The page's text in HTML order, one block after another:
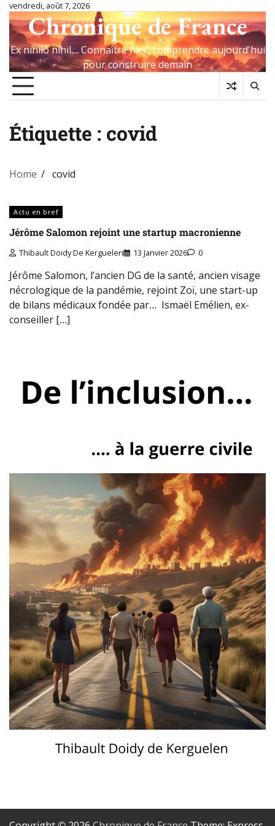
Skip
content
vendredi, août 7, 2026
Chronique de France
Ex nihilo nihil… Connaître hier, comprendre aujourd'hui
pour construire demain
Étiquette : covid
Home covid
Actu en bref
Jérôme Salomon rejoint une startup macronienne
Thibault Doidy De Kerguelen 13 Janvier 2026 0
Jérôme Salomon, l’ancien DG de la santé, ancien visage
nécrologique de la pandémie, rejoint Zoï, une start-up
de bilans médicaux fondée par… Ismaël Emélien, ex-
conseiller […]